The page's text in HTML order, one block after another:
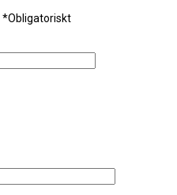
*Obligatoriskt